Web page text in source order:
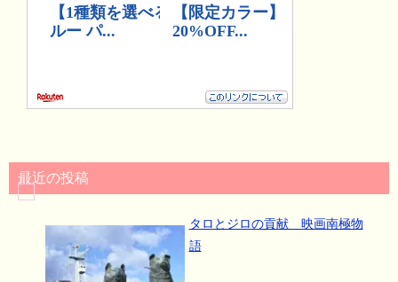
最近の投稿
タロとジロの貢献 映画南極物
語